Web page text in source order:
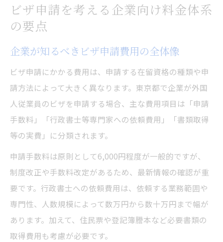
ビザ申請を考える企業向け料金体系
の要点
企業が知るべきビザ申請費用の全体像
ビザ申請にかかる費用は、申請する在留資格の種類や申
請方法によって大きく異なります。東京都で企業が外国
人従業員のビザを申請する場合、主な費用項目は「申請
手数料」「行政書士等専門家への依頼費用」「書類取得
等の実費」に分類されます。
申請手数料は原則として6,000円程度が一般的ですが、
制度改正や手数料改定があるため、最新情報の確認が重
要です。行政書士への依頼費用は、依頼する業務範囲や
専門性、人数規模によって数万円から数十万円まで幅が
あります。加えて、住民票や登記簿謄本など必要書類の
取得費用も考慮が必要です。